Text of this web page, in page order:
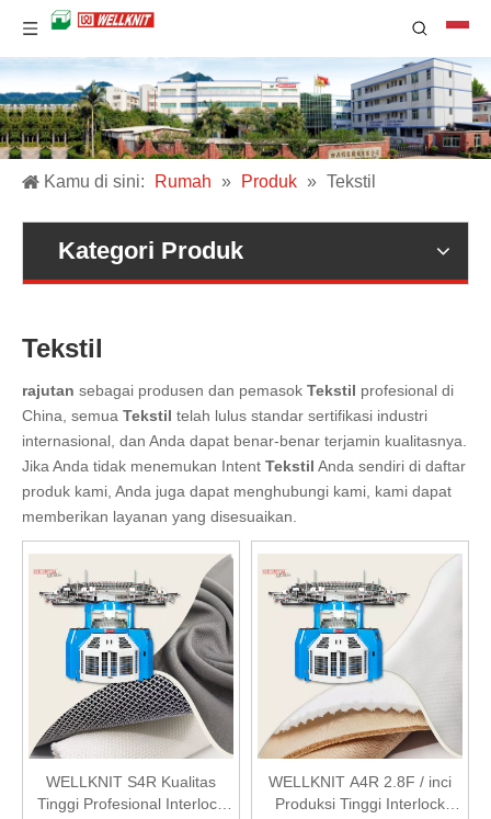
Kamu di sini: Rumah » Produk » Tekstil
Kategori Produk
Tekstil
rajutan sebagai produsen dan pemasok Tekstil profesional di
China, semua Tekstil telah lulus standar sertifikasi industri
internasional, dan Anda dapat benar-benar terjamin kualitasnya.
Jika Anda tidak menemukan Intent Tekstil Anda sendiri di daftar
produk kami, Anda juga dapat menghubungi kami, kami dapat
memberikan layanan yang disesuaikan.
WELLKNIT S4R Kualitas
Tinggi Profesional Interlock
WELLKNIT A4R 2.8F / inci
Produksi Tinggi Interlock